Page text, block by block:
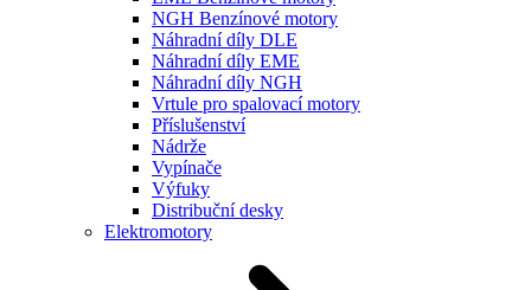
NGH Benzínové motory
Náhradní díly DLE
Náhradní díly EME
Náhradní díly NGH
Vrtule pro spalovací motory
Příslušenství
Nádrže
Vypínače
Výfuky
Distribuční desky
Elektromotory